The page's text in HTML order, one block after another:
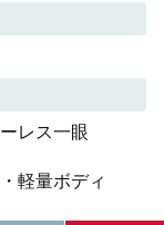
レス一眼
軽量ボディ